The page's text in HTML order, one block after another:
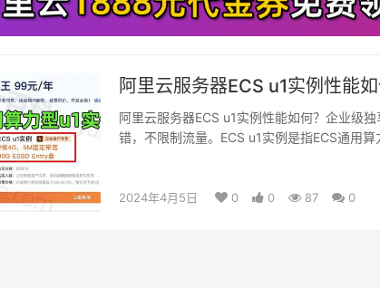
阿里云服务器ECS u1实例性能
阿里云服务器ECS u1实例性能如何？企业级
错，不限制流量。ECS u1实例是指ECS通用
2024年4月5日 0 0 87 0